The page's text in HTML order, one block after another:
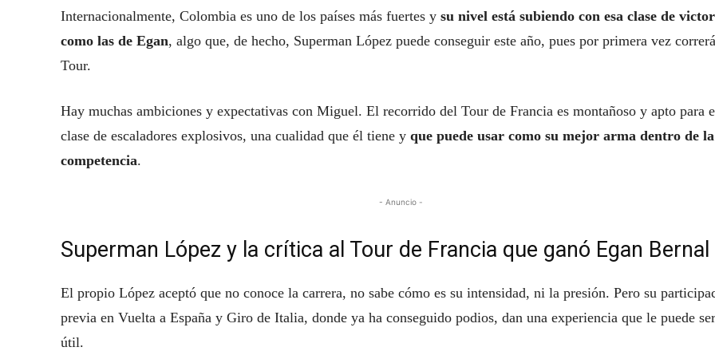
Internacionalmente, Colombia es uno de los países más fuertes y su nivel está subiendo con esa clase de
como las de Egan, algo que, de hecho, Superman López puede conseguir este año, pues por primera vez
Tour.
Hay muchas ambiciones y expectativas con Miguel. El recorrido del Tour de Francia es montañoso y apto para
clase de escaladores explosivos, una cualidad que él tiene y que puede usar como su mejor arma dentro de la
competencia.
- Anuncio -
Superman López y la crítica al Tour de Francia que ganó Egan Bernal
El propio López aceptó que no conoce la carrera, no sabe cómo es su intensidad, ni la presión. Pero su
previa en Vuelta a España y Giro de Italia, donde ya ha conseguido podios, dan una experiencia que le puede ser
útil.